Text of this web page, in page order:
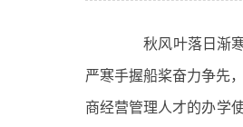
秋风叶落日渐寒
严寒手握船桨奋力争先
商经营管理人才的办学